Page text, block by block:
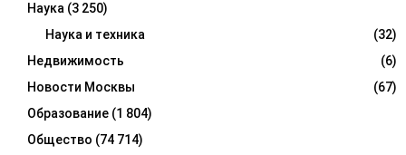
Наука (3 250)
Наука и техника
(32)
Недвижимость
(6)
Новости Москвы
(67)
Образование (1 804)
Общество (74 714)